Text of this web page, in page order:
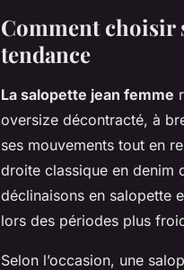
Comment choisir
tendance
La salopette jean femme
oversize décontracté, à
ses mouvements tout en
droite classique en denim
déclinaisons en salopette
lors des périodes plus
Selon l’occasion, une